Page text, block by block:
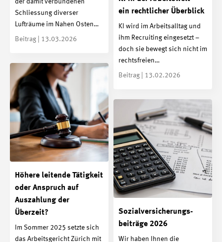
der damit verbundenen
Schliessung diverser
Lufträume im Nahen Osten…
Beitrag | 13.03.2026
ein rechtlicher Überblick
KI wird im Arbeitsalltag und
ihm Recruiting eingesetzt –
doch sie bewegt sich nicht im
rechtsfreien…
Beitrag | 13.02.2026
Höhere leitende Tätigkeit
oder Anspruch auf
Auszahlung der
Überzeit?
Im Sommer 2025 setzte sich
das Arbeitsgericht Zürich mit
Sozialversicherungs­
beiträge 2026
Wir haben Ihnen die